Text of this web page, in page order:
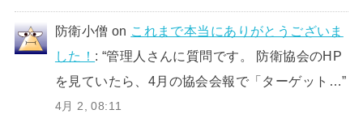
防衛小僧 on これまで本当にありがとうございま
した！ : “管理人さんに質問です。 防衛協会のHP
を見ていたら、4月の協会会報で「ターゲット…”
4月 2, 08:11